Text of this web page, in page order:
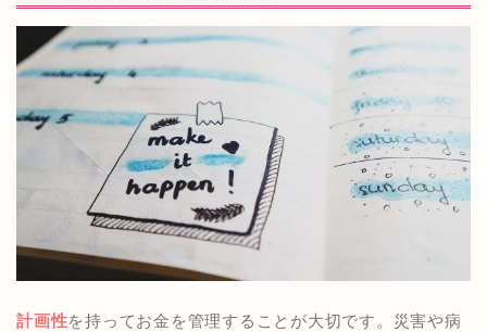
計画性を持ってお金を管理することが大切です。災害や病